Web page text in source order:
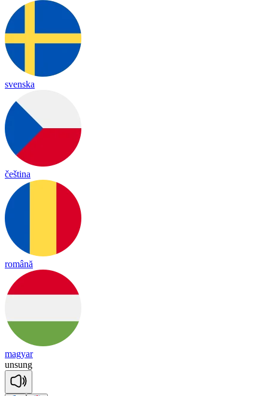
svenska
čeština
română
magyar
unsung